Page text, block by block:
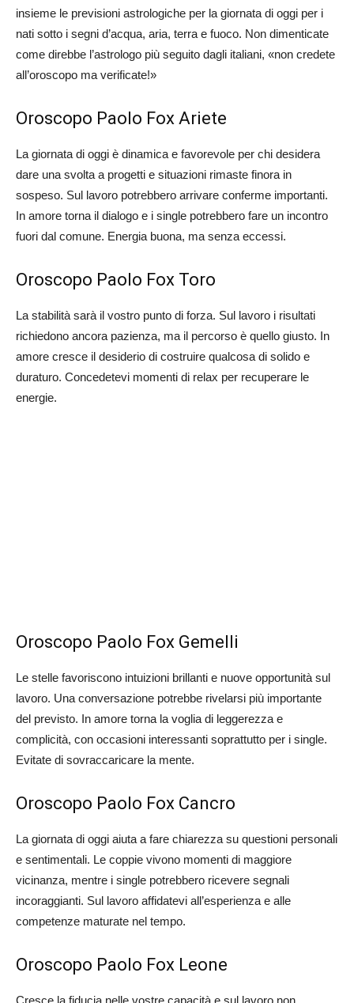
insieme le previsioni astrologiche per la giornata di oggi per i
nati sotto i segni d’acqua, aria, terra e fuoco. Non dimenticate
come direbbe l’astrologo più seguito dagli italiani, «non credete
all’oroscopo ma verificate!»
Oroscopo Paolo Fox Ariete
La giornata di oggi è dinamica e favorevole per chi desidera
dare una svolta a progetti e situazioni rimaste finora in
sospeso. Sul lavoro potrebbero arrivare conferme importanti.
In amore torna il dialogo e i single potrebbero fare un incontro
fuori dal comune. Energia buona, ma senza eccessi.
Oroscopo Paolo Fox Toro
La stabilità sarà il vostro punto di forza. Sul lavoro i risultati
richiedono ancora pazienza, ma il percorso è quello giusto. In
amore cresce il desiderio di costruire qualcosa di solido e
duraturo. Concedetevi momenti di relax per recuperare le
energie.
Oroscopo Paolo Fox Gemelli
Le stelle favoriscono intuizioni brillanti e nuove opportunità sul
lavoro. Una conversazione potrebbe rivelarsi più importante
del previsto. In amore torna la voglia di leggerezza e
complicità, con occasioni interessanti soprattutto per i single.
Evitate di sovraccaricare la mente.
Oroscopo Paolo Fox Cancro
La giornata di oggi aiuta a fare chiarezza su questioni personali
e sentimentali. Le coppie vivono momenti di maggiore
vicinanza, mentre i single potrebbero ricevere segnali
incoraggianti. Sul lavoro affidatevi all’esperienza e alle
competenze maturate nel tempo.
Oroscopo Paolo Fox Leone